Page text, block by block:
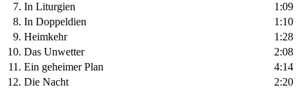
7. In Liturgien
1:09
8. In Doppeldien
1:10
9. Heimkehr
1:28
10. Das Unwetter
2:08
11. Ein geheimer Plan
4:14
12. Die Nacht
2:20